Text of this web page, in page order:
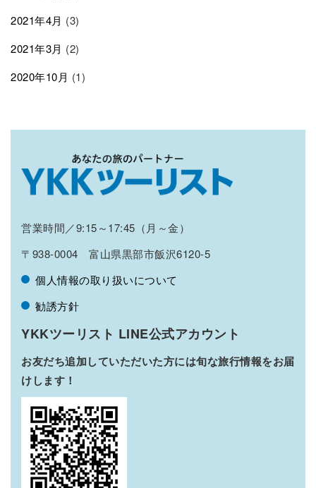
2021年4月 (3)
2021年3月 (2)
2020年10月 (1)
営業時間／9:15～17:45（月～金）
〒938-0004 富山県黒部市飯沢6120-5
個人情報の取り扱いについて
勧誘方針
YKKツーリスト LINE公式アカウント
お友だち追加していただいた方には旬な旅行情報をお届
けします！